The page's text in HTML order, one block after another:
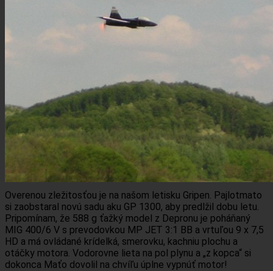
Overenou zležitosťou je na našom letisku Gripen. Pajlotmato
si zaobstaral novú sadu aku GP 1300, aby predlžil dobu letu.
Pripomínam, že 588 g ťažký model z Depronu je poháňaný
MIG 400/6 V s prevodovkou MP JET 3:1 BB a vrtuľou 9 x 7,5
HD a má ovládané krídelká, smerovku, kachniu plochu a
otáčky motora. Vodorovne lieta na pol plynu a „z kopca“ si
dokonca Maťo dovolil na chvíľu úplne vypnúť motor!